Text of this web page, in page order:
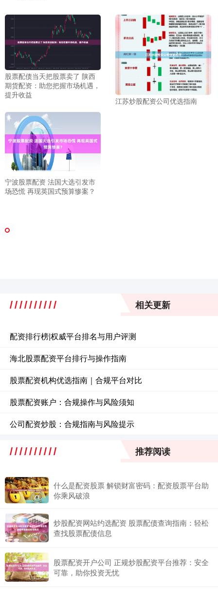
股票配债当天把股票卖了 陕西
期货配资：助您把握市场机遇，
提升收益
江苏炒股配资公司优选指南
宁波股票配资 法国大选引发市
场恐慌 再现英国式预算惨案？
相关更新
配资排行榜|权威平台排名与用户评测
海北股票配资平台排行与操作指南
股票配资机构优选指南｜合规平台对比
股票配资账户：合规操作与风险须知
公司配资炒股：合规指南与风险提示
推荐阅读
什么是配资股票 解锁财富密码：配资股票平台助
你乘风破浪
炒股配资网站约选配资 股票配债查询指南：轻松
查找股票配债信息
股票配资开户公司 正规炒股配资平台推荐：安全
可靠，助你投资无忧